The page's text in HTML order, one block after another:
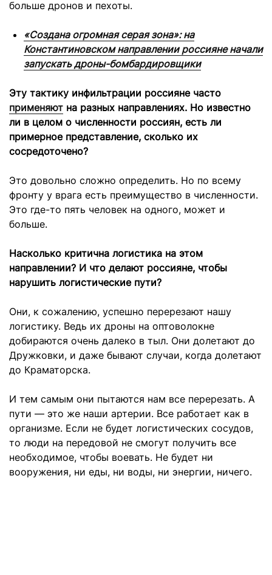
больше дронов и пехоты.
«Создана огромная серая зона»: на
Константиновском направлении россияне начали
запускать дроны-бомбардировщики
Эту тактику инфильтрации россияне часто
применяют на разных направлениях. Но известно
ли в целом о численности россиян, есть ли
примерное представление, сколько их
сосредоточено?
Это довольно сложно определить. Но по всему
фронту у врага есть преимущество в численности.
Это где-то пять человек на одного, может и
больше.
Насколько критична логистика на этом
направлении? И что делают россияне, чтобы
нарушить логистические пути?
Они, к сожалению, успешно перерезают нашу
логистику. Ведь их дроны на оптоволокне
добираются очень далеко в тыл. Они долетают до
Дружковки, и даже бывают случаи, когда долетают
до Краматорска.
И тем самым они пытаются нам все перерезать. А
пути — это же наши артерии. Все работает как в
организме. Если не будет логистических сосудов,
то люди на передовой не смогут получить все
необходимое, чтобы воевать. Не будет ни
вооружения, ни еды, ни воды, ни энергии, ничего.